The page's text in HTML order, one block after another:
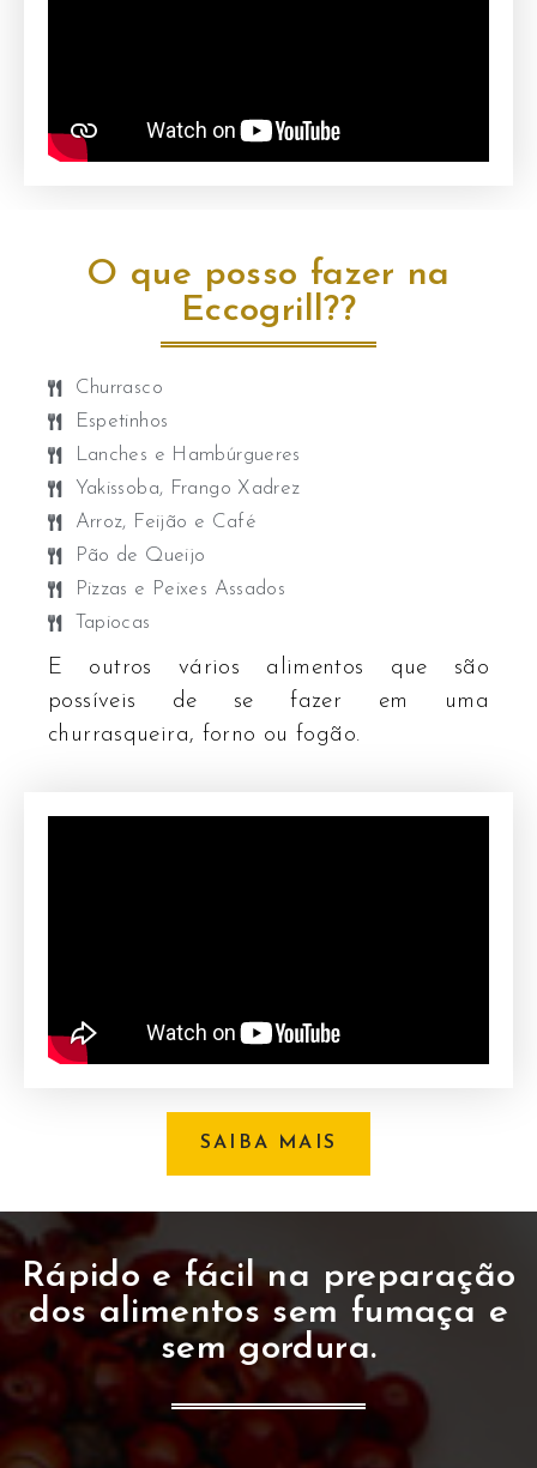
O que posso fazer na
Eccogrill??
Churrasco
Espetinhos
Lanches e Hambúrgueres
Yakissoba, Frango Xadrez ​
Arroz, Feijão e Café
Pão de Queijo
Pizzas e Peixes Assados
Tapiocas
E outros vários alimentos que são
possíveis de se fazer em uma
churrasqueira, forno ou fogão.
SAIBA MAIS
Rápido e fácil na preparação
dos alimentos sem fumaça e
sem gordura.